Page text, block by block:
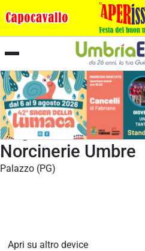
Sagra
Norcinerie Umbre
Palazzo (PG)
Apri su altro device